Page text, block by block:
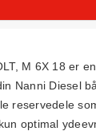
M 6X 18 er
Nanni Diesel
reservedele
optimal